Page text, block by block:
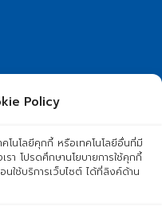
Policy
คโนโลยีคุกกี้ หรือเทคโนโลยีอื่นที่มี
า โปรดศึกษานโยบายการใช้คุกกี้
ใช้บริการเว็บไซต์ ได้ที่ลิงค์ด้าน
ตหนองจอก